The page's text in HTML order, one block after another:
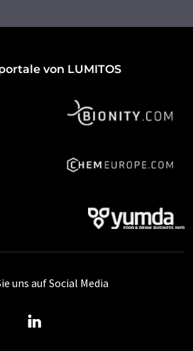
von LUMITOS
uns auf Social Media